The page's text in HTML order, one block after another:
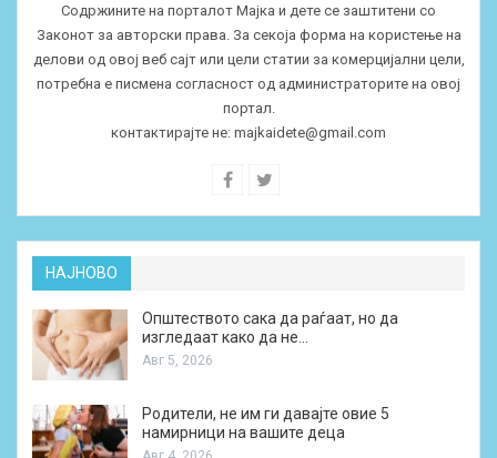
Содржините на порталот Мајка и дете се заштитени со
Законот за авторски права. За секоја форма на користење на
делови од овој веб сајт или цели статии за комерцијални цели,
потребна е писмена согласност од администраторите на овој
портал.
контактирајте не: majkaidete@gmail.com
НАЈНОВО
Општеството сака да раѓаат, но да
изгледаат како да не…
Авг 5, 2026
Родители, не им ги давајте овие 5
намирници на вашите деца